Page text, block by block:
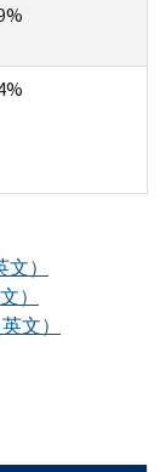
）
）
文）